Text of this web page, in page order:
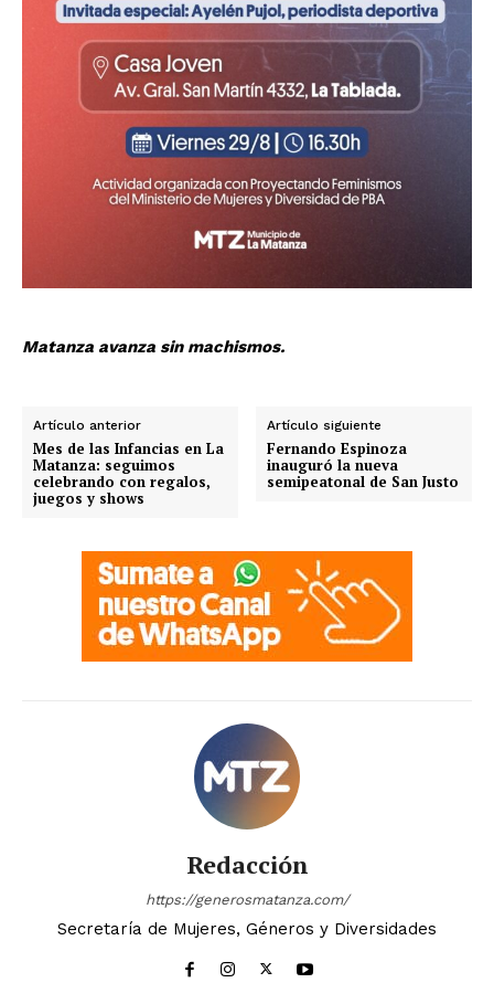
Matanza avanza sin machismos.
Artículo anterior
Mes de las Infancias en La
Matanza: seguimos
celebrando con regalos,
juegos y shows
Artículo siguiente
Fernando Espinoza
inauguró la nueva
semipeatonal de San Justo
Redacción
https://generosmatanza.com/
Secretaría de Mujeres, Géneros y Diversidades